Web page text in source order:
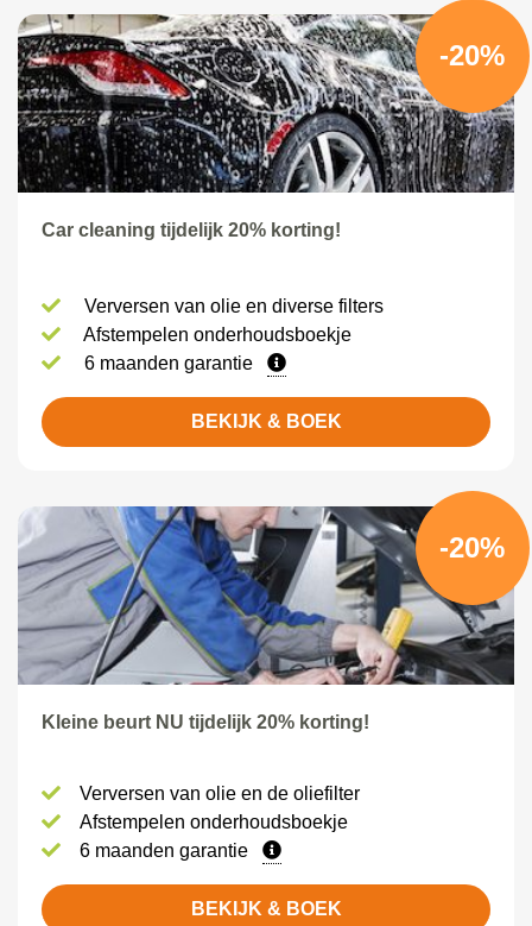
-20%
Car cleaning tijdelijk 20% korting!
Verversen van olie en diverse filters
Afstempelen onderhoudsboekje
6 maanden garantie
BEKIJK & BOEK
-20%
Kleine beurt NU tijdelijk 20% korting!
Verversen van olie en de oliefilter
Afstempelen onderhoudsboekje
6 maanden garantie
BEKIJK & BOEK